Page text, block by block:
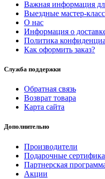
Важная информация
Выездные мастер-
О нас
Информация о
Политика
Как оформить заказ?
Служба поддержки
Обратная связь
Возврат товара
Карта сайта
Дополнительно
Производители
Подарочные
Партнерская
Акции